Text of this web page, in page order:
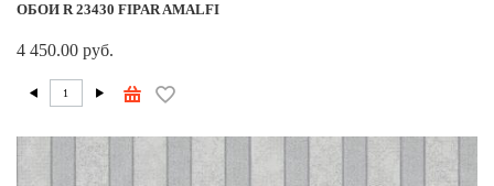
ОБОИ R 23430 FIPAR AMALFI
4 450.00 руб.